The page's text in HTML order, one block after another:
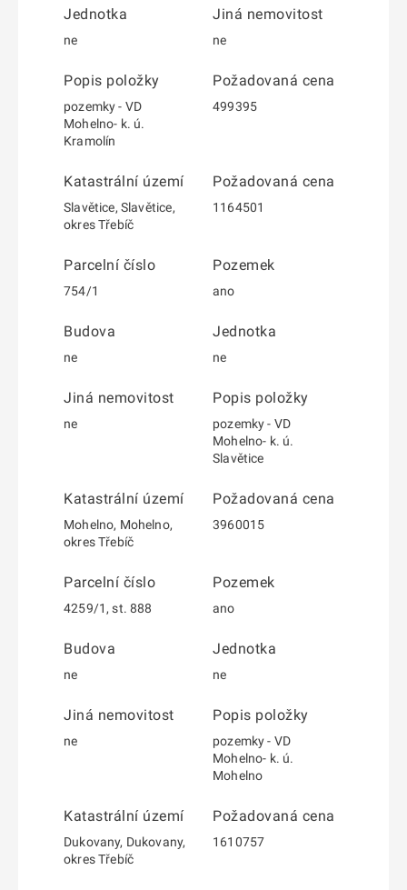
Jednotka
ne
Jiná nemovitost
ne
Popis položky
pozemky - VD
Mohelno- k. ú.
Kramolín
Požadovaná cena
499395
Katastrální území
Slavětice, Slavětice,
okres Třebíč
Požadovaná cena
1164501
Parcelní číslo
754/1
Pozemek
ano
Budova
ne
Jednotka
ne
Jiná nemovitost
ne
Popis položky
pozemky - VD
Mohelno- k. ú.
Slavětice
Katastrální území
Mohelno, Mohelno,
okres Třebíč
Požadovaná cena
3960015
Parcelní číslo
4259/1, st. 888
Pozemek
ano
Budova
ne
Jednotka
ne
Jiná nemovitost
ne
Popis položky
pozemky - VD
Mohelno- k. ú.
Mohelno
Katastrální území
Dukovany, Dukovany,
okres Třebíč
Požadovaná cena
1610757